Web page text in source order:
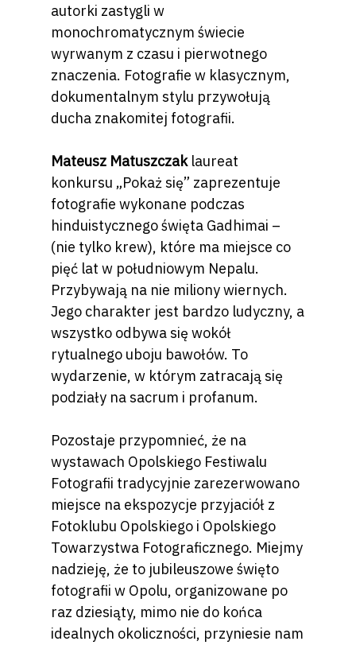
autorki zastygli w
monochromatycznym świecie
wyrwanym z czasu i pierwotnego
znaczenia. Fotografie w klasycznym,
dokumentalnym stylu przywołują
ducha znakomitej fotografii.
Mateusz Matuszczaklaureat
konkursu „Pokaż się” zaprezentuje
fotografie wykonane podczas
hinduistycznego święta Gadhimai –
(nie tylko krew), które ma miejsce co
pięć lat w południowym Nepalu.
Przybywają na nie miliony wiernych.
Jego charakter jest bardzo ludyczny, a
wszystko odbywa się wokół
rytualnego uboju bawołów. To
wydarzenie, w którym zatracają się
podziały na sacrum i profanum.
Pozostaje przypomnieć, że na
wystawach Opolskiego Festiwalu
Fotografii tradycyjnie zarezerwowano
miejsce na ekspozycje przyjaciół z
Fotoklubu Opolskiego i Opolskiego
Towarzystwa Fotograficznego. Miejmy
nadzieję, że to jubileuszowe święto
fotografii w Opolu, organizowane po
raz dziesiąty, mimo nie do końca
idealnych okoliczności, przyniesie nam